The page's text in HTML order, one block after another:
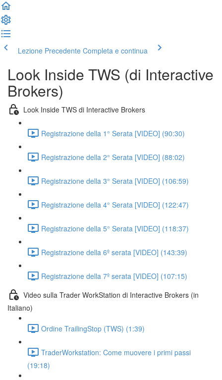
Lezione Precedente Completa e continua
Look Inside TWS (di Interactive
Brokers)
Look Inside TWS di Interactive Brokers
Registrazione della 1° Serata [VIDEO] (90:30)
Registrazione della 2° Serata [VIDEO] (88:02)
Registrazione della 3° Serata [VIDEO] (106:59)
Registrazione della 4° Serata [VIDEO] (122:47)
Registrazione della 5° Serata [VIDEO] (118:37)
Registrazione della 6º serata [VIDEO] (143:39)
Registrazione della 7º serata [VIDEO] (107:15)
Video sulla Trader WorkStation di Interactive Brokers (in
Italiano)
Ordine TrailingStop (TWS) (1:39)
TraderWorkstation: Come muovere i primi passi
(19:18)